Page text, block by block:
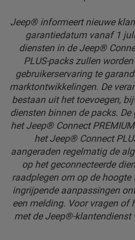
Jeep® informeert nieuwe
garantiedatum vanaf 1
diensten in de Jeep®
PLUS-packs zullen
gebruikerservaring te
marktontwikkelingen. De
bestaan uit het toevoegen,
diensten binnen de packs.
het Jeep® Connect
het Jeep® Connect
aangeraden regelmatig de
op het geconnecteerde
raadplegen om op de
ingrijpende aanpassingen
een melding. Voor vragen of
met de Jeep®-klantendienst